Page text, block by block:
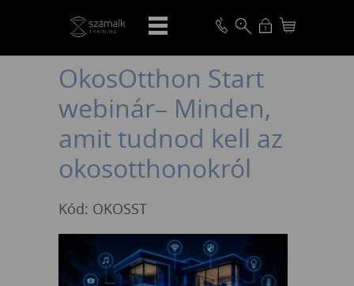
VISSZA
OkosOtthon Start
webinár– Minden,
amit tudnod kell az
okosotthonokról
Kód: OKOSST